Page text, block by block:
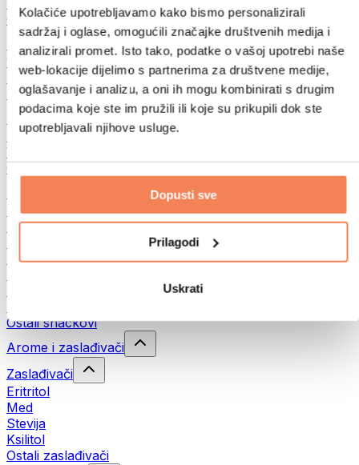
Kolačiće upotrebljavamo kako bismo personalizirali
sadržaj i oglase, omogućili značajke društvenih medija i
analizirali promet. Isto tako, podatke o vašoj upotrebi naše
web-lokacije dijelimo s partnerima za društvene medije,
oglašavanje i analizu, a oni ih mogu kombinirati s drugim
podacima koje ste im pružili ili koje su prikupili dok ste
upotrebljavali njihove usluge.
Dopusti sve
Prilagodi
Uskrati
Mahunarke
Ostalo
Maslaci od orašastih plodova
100% namazi iz orašastih plodova
Slatki namazi od orašastih plodova
Proteinski namazi od orašastih plodova
Supernamirnice
Zelena superhrana
Vlakna
Ostala superhrana
Proteinske pločice
Suho meso
Proteinski kolačići
Energetske i zobene pločice
Ostali snackovi
Arome i zaslađivači
Zaslađivači
Eritritol
Med
Stevija
Ksilitol
Ostali zaslađivači